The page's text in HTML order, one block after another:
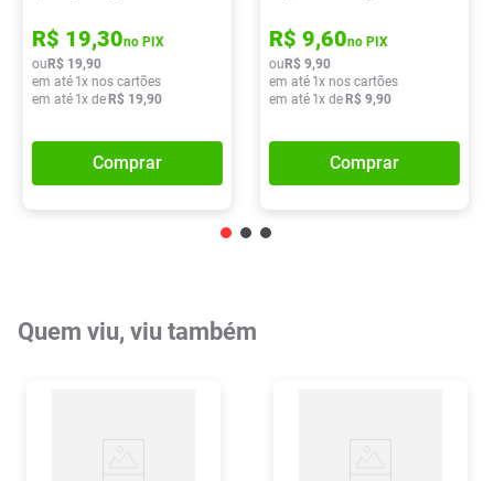
R$ 19,30no PIX
ou R$ 19,90
em até 1x nos cartões
em até 1x de R$ 19,90
Comprar
R$ 9,60no PIX
ou R$ 9,90
em até 1x nos cartões
em até 1x de R$ 9,90
Comprar
Quem viu, viu também